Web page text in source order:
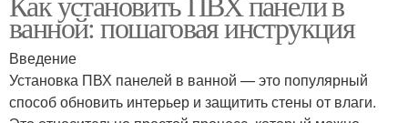
ванной: пошаговая инструкция
Введение
Установка ПВХ панелей в ванной — это популярный
способ обновить интерьер и защитить стены от влаги.